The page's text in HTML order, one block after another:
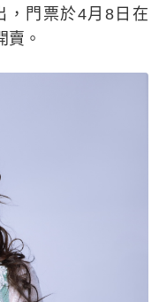
，門票於4月8日在
賣。